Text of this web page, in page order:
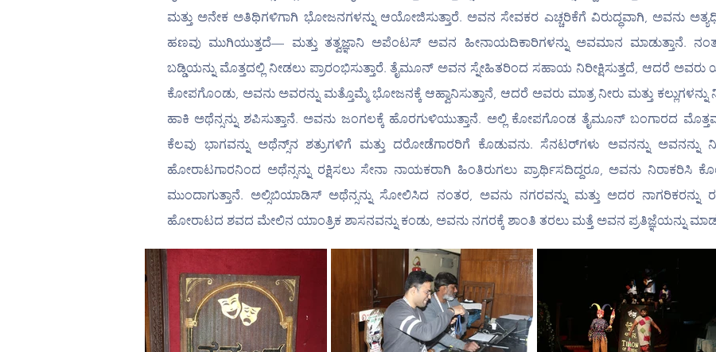
ಮತ್ತು ಅನೇಕ ಅತಿಥಿಗಳಿಗಾಗಿ ಭೋಜನಗಳನ್ನು ಆಯೋಜಿಸುತ್ತಾರೆ. ಅವನ ಸೇವಕರ ಎಚ್ಚರಿಕೆಗೆ ವಿರುದ್ಧವಾಗಿ, ಅವನು
ಹಣವು ಮುಗಿಯುತ್ತದೆ— ಮತ್ತು ತತ್ವಜ್ಞಾನಿ ಅಪೆಂಟಸ್ ಅವನ ಹೀನಾಯದಿಕಾರಿಗಳನ್ನು ಅವಮಾನ ಮಾಡುತ್ತಾನೆ.
ಬಡ್ಡಿಯನ್ನು ಮೊತ್ತದಲ್ಲಿ ನೀಡಲು ಪ್ರಾರಂಭಿಸುತ್ತಾರೆ. ತೈಮೂನ್ ಅವನ ಸ್ನೇಹಿತರಿಂದ ಸಹಾಯ ನಿರೀಕ್ಷಿಸುತ್ತದೆ, ಆದರೆ
ಕೋಪಗೊಂಡು, ಅವನು ಅವರನ್ನು ಮತ್ತೊಮ್ಮೆ ಭೋಜನಕ್ಕೆ ಆಹ್ವಾನಿಸುತ್ತಾನೆ, ಆದರೆ ಅವರು ಮಾತ್ರ ನೀರು ಮತ್ತು ಕಲ್ಲುಗಳನ್ನು
ಹಾಕಿ ಅಥೆನ್ಸನ್ನು ಶಪಿಸುತ್ತಾನೆ. ಅವನು ಜಂಗಲಕ್ಕೆ ಹೊರಗುಳಿಯುತ್ತಾನೆ. ಅಲ್ಲಿ ಕೋಪಗೊಂಡ ತೈಮೂನ್ ಬಂಗಾರದ
ಕೆಲವು ಭಾಗವನ್ನು ಅಥೆನ್ಸ್‌ನ ಶತ್ರುಗಳಿಗೆ ಮತ್ತು ದರೋಡೆಗಾರರಿಗೆ ಕೊಡುವನು. ಸೆನಟರ್‌ಗಳು ಅವನನ್ನು ಅವನನ್ನು ನಿರಾಕೃತಗೊಳಿಸಿದ ಅಲ್ಸಿಬಿಯಾಡಿಸ್ ಎಂಬ
ಹೋರಾಟಗಾರನಿಂದ ಅಥೆನ್ಸನ್ನು ರಕ್ಷಿಸಲು ಸೇನಾ ನಾಯಕರಾಗಿ ಹಿಂತಿರುಗಲು ಪ್ರಾರ್ಥಿಸದಿದ್ದರೂ, ಅವನು ನಿರಾಕರಿಸಿ
ಮುಂದಾಗುತ್ತಾನೆ. ಅಲ್ಸಿಬಿಯಾಡಿಸ್ ಅಥೆನ್ಸನ್ನು ಸೋಲಿಸಿದ ನಂತರ, ಅವನು ನಗರವನ್ನು ಮತ್ತು ಅದರ ನಾಗರಿಕರನ್ನು
ಹೋರಾಟದ ಶವದ ಮೇಲಿನ ಯಾಂತ್ರಿಕ ಶಾಸನವನ್ನು ಕಂಡು, ಅವನು ನಗರಕ್ಕೆ ಶಾಂತಿ ತರಲು ಮತ್ತೆ ಅವನ ಪ್ರತಿಜ್ಞೆಯನ್ನು